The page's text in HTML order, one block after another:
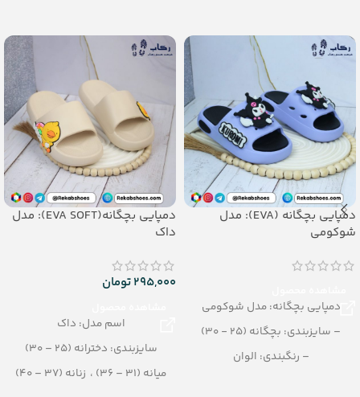
جنس: PU
دمپایی بچگانه (EVA): مدل
شوکومی
دمپایی بچگانه: مدل شوکومی
– سایزبندی: بچگانه (25 - 30)
– رنگبندی: الوان
دمپایی بچگانه(EVA SOFT): مدل
داک
295,000تومان
اسم مدل: داک
سایزبندی: دخترانه (25 – 30)
میانه (31 – 36) ، زنانه (37 – 40)